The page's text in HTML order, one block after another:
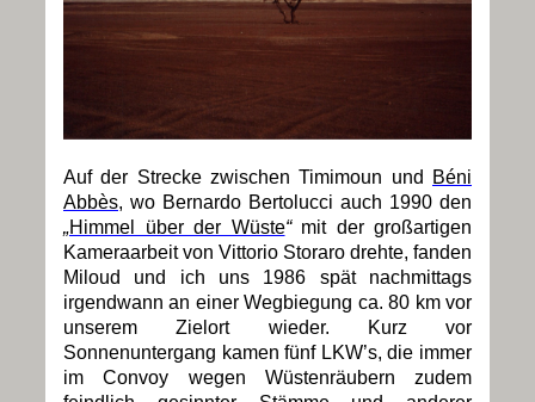
Auf der Strecke zwischen Timimoun und
Béni
Abbès, wo Bernardo Bertolucci auch 1990 den
„Himmel über der Wüste“mit der großartigen
Kameraarbeit von Vittorio Storaro drehte, fanden
Miloud und ich uns 1986 spät nachmittags
irgendwann an einer Wegbiegung ca. 80 km vor
unserem Zielort wieder. Kurz vor
Sonnenuntergang kamen fünf LKW’s, die immer
im Convoy wegen Wüstenräubern zudem